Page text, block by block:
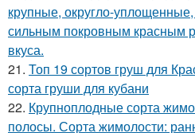
крупные, округло-
сильным покровным красным
вкуса.
21. Топ 19 сортов груш для
сорта груши для кубани
22. Крупноплодные сорта
полосы. Сорта жимолости: